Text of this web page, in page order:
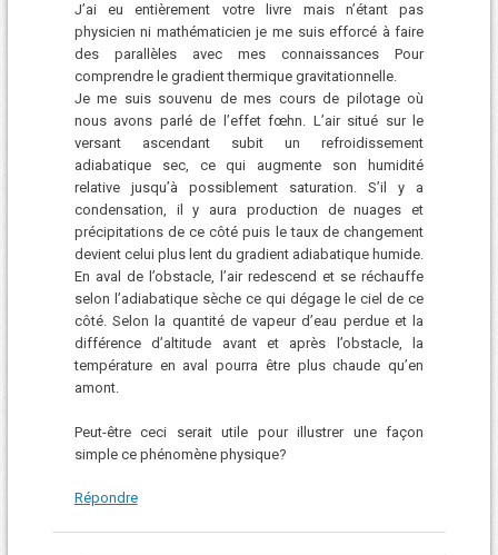
J’ai eu entièrement votre livre mais n’étant pas
physicien ni mathématicien je me suis efforcé à faire
des parallèles avec mes connaissances Pour
comprendre le gradient thermique gravitationnelle.
Je me suis souvenu de mes cours de pilotage où
nous avons parlé de l’effet fœhn. L’air situé sur le
versant ascendant subit un refroidissement
adiabatique sec, ce qui augmente son humidité
relative jusqu’à possiblement saturation. S’il y a
condensation, il y aura production de nuages et
précipitations de ce côté puis le taux de changement
devient celui plus lent du gradient adiabatique humide.
En aval de l’obstacle, l’air redescend et se réchauffe
selon l’adiabatique sèche ce qui dégage le ciel de ce
côté. Selon la quantité de vapeur d’eau perdue et la
différence d’altitude avant et après l’obstacle, la
température en aval pourra être plus chaude qu’en
amont.
Peut-être ceci serait utile pour illustrer une façon
simple ce phénomène physique?
Répondre